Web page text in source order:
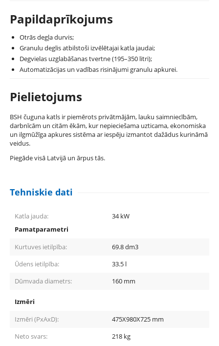
Papildaprīkojums
Otrās degļa durvis;
Granulu deglis atbilstoši izvēlētajai katla jaudai;
Degvielas uzglabāšanas tvertne (195–350 litri);
Automatizācijas un vadības risinājumi granulu apkurei.
Pielietojums
BSH čuguna katls ir piemērots privātmājām, lauku saimniecībām,
darbnīcām un citām ēkām, kur nepieciešama uzticama, ekonomiska
un ilgmūžīga apkures sistēma ar iespēju izmantot dažādus kurināmā
veidus.
Piegāde visā Latvijā un ārpus tās.
Tehniskie dati
Katla jauda: 34 kW
Pamatparametri
Kurtuves ietilpība:
69.8dm3
Ūdens ietilpība:
33.5 l
Dūmvada diametrs:
160 mm
Izmēri
Izmēri (PxAxD):
475X980X725 mm
Neto svars:
218 kg